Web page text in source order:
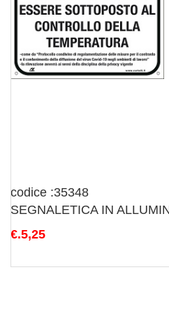
codice :35348
SEGNALETICA IN
€.5,25